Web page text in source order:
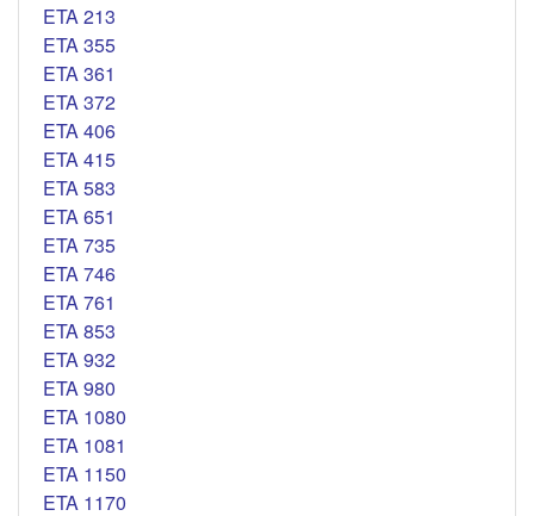
ETA 213
ETA 355
ETA 361
ETA 372
ETA 406
ETA 415
ETA 583
ETA 651
ETA 735
ETA 746
ETA 761
ETA 853
ETA 932
ETA 980
ETA 1080
ETA 1081
ETA 1150
ETA 1170